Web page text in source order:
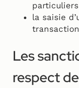
la saisie
Les
respect